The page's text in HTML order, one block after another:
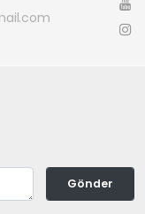
Gönder